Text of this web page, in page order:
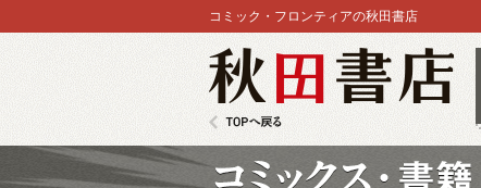
コミック・フロンティアの秋田書店